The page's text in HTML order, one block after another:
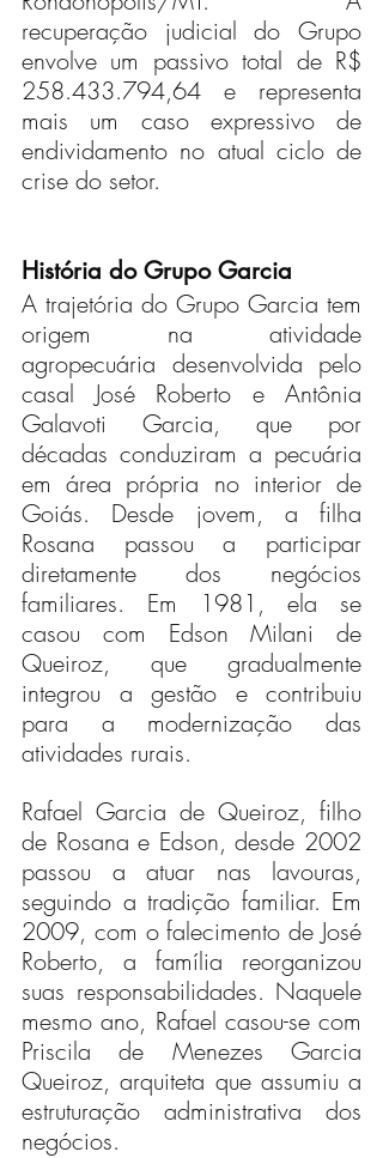
recuperação judicial do Grupo
envolve um passivo total de R$
258.433.794,64 e representa
mais um caso expressivo de
endividamento no atual ciclo de
crise do setor.
História do Grupo Garcia
A trajetória do Grupo Garcia tem
origem na atividade
agropecuária desenvolvida pelo
casal José Roberto e Antônia
Galavoti Garcia, que por
décadas conduziram a pecuária
em área própria no interior de
Goiás. Desde jovem, a filha
Rosana passou a participar
diretamente dos negócios
familiares. Em 1981, ela se
casou com Edson Milani de
Queiroz, que gradualmente
integrou a gestão e contribuiu
para a modernização das
atividades rurais.
Rafael Garcia de Queiroz, filho
de Rosana e Edson, desde 2002
passou a atuar nas lavouras,
seguindo a tradição familiar. Em
2009, com o falecimento de José
Roberto, a família reorganizou
suas responsabilidades. Naquele
mesmo ano, Rafael casou-se com
Priscila de Menezes Garcia
Queiroz, arquiteta que assumiu a
estruturação administrativa dos
negócios.